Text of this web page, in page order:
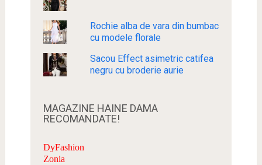
Rochie alba de vara din bumbac
cu modele florale
Sacou Effect asimetric catifea
negru cu broderie aurie
MAGAZINE HAINE DAMA
RECOMANDATE!
DyFashion
Zonia